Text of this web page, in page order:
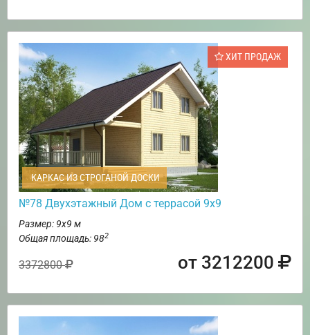
ХИТ ПРОДАЖ
КАРКАС ИЗ СТРОГАНОЙ ДОСКИ
№78 Двухэтажный Дом с террасой 9х9
Размер: 9х9 м
Общая площадь: 982
3372800 от 3212200